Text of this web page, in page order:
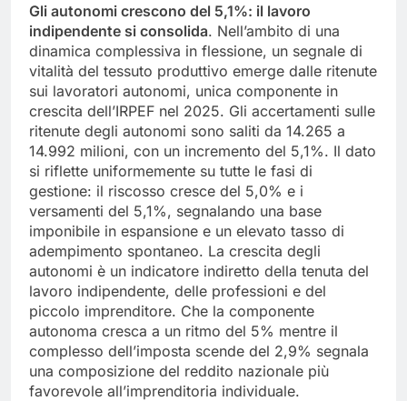
Gli autonomi crescono del 5,1%: il lavoro
indipendente si consolida. Nell’ambito di una
dinamica complessiva in flessione, un segnale di
vitalità del tessuto produttivo emerge dalle ritenute
sui lavoratori autonomi, unica componente in
crescita dell’IRPEF nel 2025. Gli accertamenti sulle
ritenute degli autonomi sono saliti da 14.265 a
14.992 milioni, con un incremento del 5,1%. Il dato
si riflette uniformemente su tutte le fasi di
gestione: il riscosso cresce del 5,0% e i
versamenti del 5,1%, segnalando una base
imponibile in espansione e un elevato tasso di
adempimento spontaneo. La crescita degli
autonomi è un indicatore indiretto della tenuta del
lavoro indipendente, delle professioni e del
piccolo imprenditore. Che la componente
autonoma cresca a un ritmo del 5% mentre il
complesso dell’imposta scende del 2,9% segnala
una composizione del reddito nazionale più
favorevole all’imprenditoria individuale.